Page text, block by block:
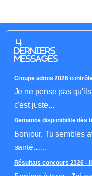
4
derniers
messages
Groupe admis 2026
Je ne pense pas
c'est juste...
Demande disponibilité dès
Bonjour, Tu sembles
santé.......
Résultats concours 2026 -